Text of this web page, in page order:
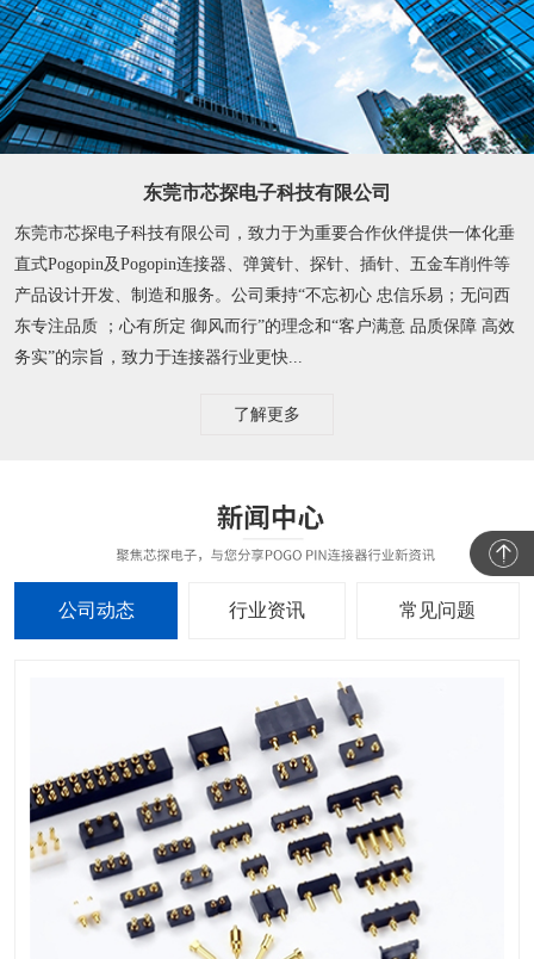
东莞市芯探电子科技有限公司
东莞市芯探电子科技有限公司，致力于为重要合作伙伴提供一体化垂
直式Pogopin及Pogopin连接器、弹簧针、探针、插针、五金车削件等
产品设计开发、制造和服务。公司秉持“不忘初心 忠信乐易；无问西
东专注品质 ；心有所定 御风而行”的理念和“客户满意 品质保障 高效
务实”的宗旨，致力于连接器行业更快...
了解更多
公司动态 行业资讯 常见问题